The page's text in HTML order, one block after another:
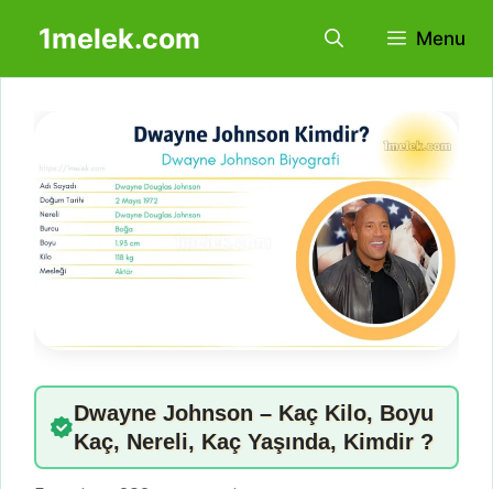
1melek.com Menu
Dwayne Johnson – Kaç Kilo, Boyu
Kaç, Nereli, Kaç Yaşında, Kimdir ?